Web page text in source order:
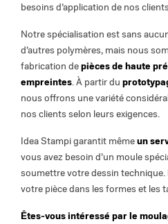
besoins d’application de nos
Notre spécialisation est sans
d’autres polymères, mais nous
fabrication depièces de haute
empreintes. À partir du
nous offrons une variété
nos clients selon leurs exigences.
Idea Stampi garantit mêmeun
vous avez besoin d’un moule
soumettre votre dessin
votre pièce dans les formes et les
Êtes-vous intéressé par le